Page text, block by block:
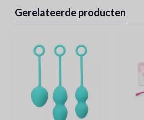
Gerelateerde producten